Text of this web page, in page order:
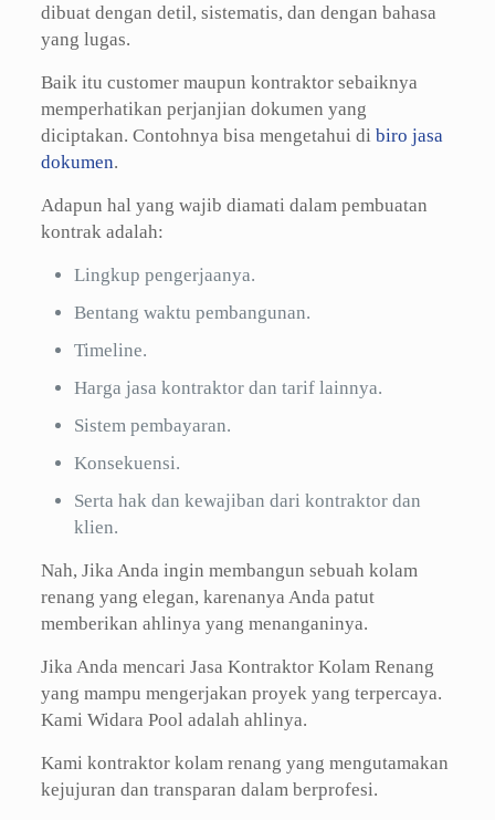
dibuat dengan detil, sistematis, dan dengan bahasa
yang lugas.
Baik itu customer maupun kontraktor sebaiknya
memperhatikan perjanjian dokumen yang
diciptakan. Contohnya bisa mengetahui di biro jasa
dokumen.
Adapun hal yang wajib diamati dalam pembuatan
kontrak adalah:
Lingkup pengerjaanya.
Bentang waktu pembangunan.
Timeline.
Harga jasa kontraktor dan tarif lainnya.
Sistem pembayaran.
Konsekuensi.
Serta hak dan kewajiban dari kontraktor dan
klien.
Nah, Jika Anda ingin membangun sebuah kolam
renang yang elegan, karenanya Anda patut
memberikan ahlinya yang menanganinya.
Jika Anda mencari Jasa Kontraktor Kolam Renang
yang mampu mengerjakan proyek yang terpercaya.
Kami Widara Pool adalah ahlinya.
Kami kontraktor kolam renang yang mengutamakan
kejujuran dan transparan dalam berprofesi.